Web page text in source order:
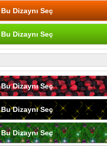
Bu Dizaynı Seç
Bu Dizaynı Seç
Bu Dizaynı Seç
Bu Dizaynı Seç
Bu Dizaynı Seç